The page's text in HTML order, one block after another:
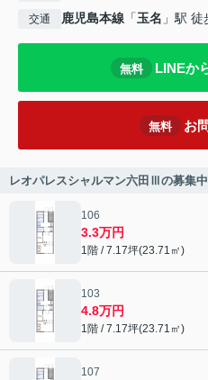
交通 鹿児島本線 「玉名 」駅
無料 LINEか
無料 お
レオパレスシャルマン六田Ⅲの募集
106
3.3万円
1階 / 7.17坪(23.71㎡)
103
4.8万円
1階 / 7.17坪(23.71㎡)
107